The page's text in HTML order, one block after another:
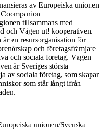
av Europeiska unionen
tillsammans med
och Vägen ut! kooperativen.
är en resursorganisation för
och företagsfrämjare
och sociala företag. Vägen
är Sveriges största
av sociala företag, som skapar
som står långt ifrån
unionen/Svenska